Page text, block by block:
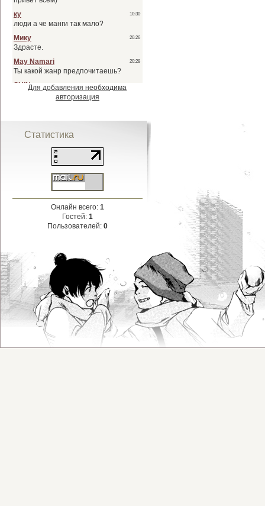
Для добавления необходима
авторизация
Статистика
Онлайн всего: 1
Гостей: 1
Пользователей: 0